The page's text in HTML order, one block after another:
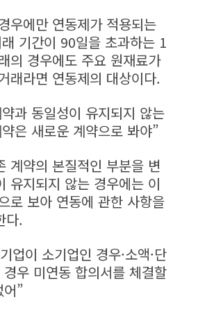
우에만 연동제가 적용되는
기간이 90일을 초과하는 1
의 경우에도 주요 원재료가
래라면 연동제의 대상이다.
과 동일성이 유지되지 않는
은 새로운 계약으로 봐야”
계약의 본질적인 부분을 변
유지되지 않는 경우에는 이
로 보아 연동에 관한 사항을
다.
업이 소기업인 경우·소액·단
우 미연동 합의서를 체결할
”